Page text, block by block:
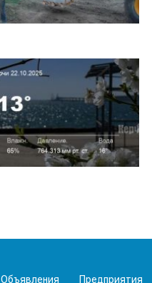
Объявления Предприятия